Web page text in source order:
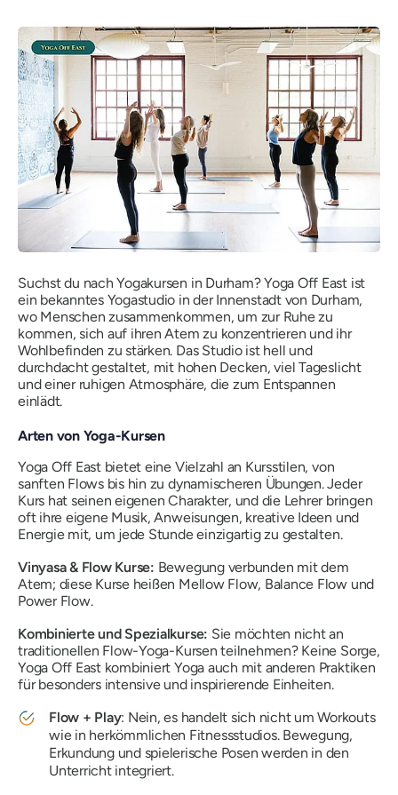
Suchst du nach Yogakursen in Durham? Yoga Off East ist
ein bekanntes Yogastudio in der Innenstadt von Durham,
wo Menschen zusammenkommen, um zur Ruhe zu
kommen, sich auf ihren Atem zu konzentrieren und ihr
Wohlbefinden zu stärken. Das Studio ist hell und
durchdacht gestaltet, mit hohen Decken, viel Tageslicht
und einer ruhigen Atmosphäre, die zum Entspannen
einlädt.
Arten von Yoga-Kursen
Yoga Off East bietet eine Vielzahl an Kursstilen, von
sanften Flows bis hin zu dynamischeren Übungen. Jeder
Kurs hat seinen eigenen Charakter, und die Lehrer bringen
oft ihre eigene Musik, Anweisungen, kreative Ideen und
Energie mit, um jede Stunde einzigartig zu gestalten.
Vinyasa & Flow Kurse: Bewegung verbunden mit dem
Atem; diese Kurse heißen Mellow Flow, Balance Flow und
Power Flow.
Kombinierte und Spezialkurse: Sie möchten nicht an
traditionellen Flow-Yoga-Kursen teilnehmen? Keine Sorge,
Yoga Off East kombiniert Yoga auch mit anderen Praktiken
für besonders intensive und inspirierende Einheiten.
Flow + Play: Nein, es handelt sich nicht um Workouts
wie in herkömmlichen Fitnessstudios. Bewegung,
Erkundung und spielerische Posen werden in den
Unterricht integriert.